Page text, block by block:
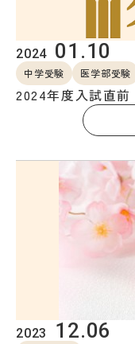
2024 01.10
中学受験 医学部受験
2024年度入試直
2023 12.06